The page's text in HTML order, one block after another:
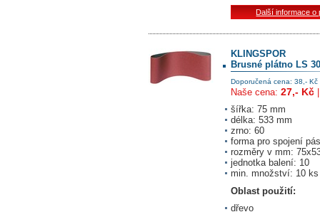
Další informace o
KLINGSPOR
Brusné plátno LS
Doporučená cena: 38,- Kč
Naše cena: 27,- Kč
šířka: 75 mm
délka: 533 mm
zrno: 60
forma pro spojení
rozměry v mm:
jednotka balení: 10
min. množství: 10 ks
Oblast použití:
dřevo